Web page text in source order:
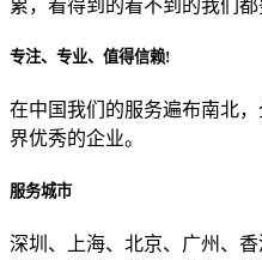
累，看得到的看不到的我们都
专注、专业、值得信赖!
在中国我们的服务遍布南北
界优秀的企业。
服务城市
深圳、上海、北京、广州、